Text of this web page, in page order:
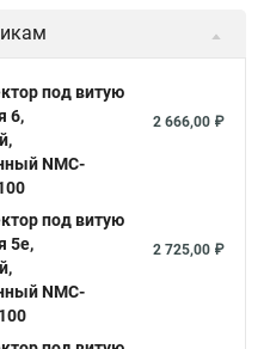
под витую
6,
NMC-
2 666,00 ₽
под витую
5е,
NMC-
2 725,00 ₽